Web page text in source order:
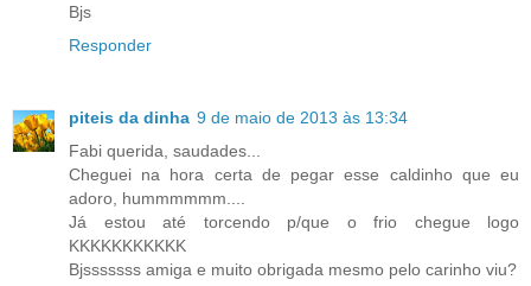
Bjs
Responder
piteis da dinha 9 de maio de 2013 às 13:34
Fabi querida, saudades...
Cheguei na hora certa de pegar esse caldinho que eu
adoro, hummmmmm....
Já estou até torcendo p/que o frio chegue logo
KKKKKKKKKKK
Bjsssssss amiga e muito obrigada mesmo pelo carinho viu?